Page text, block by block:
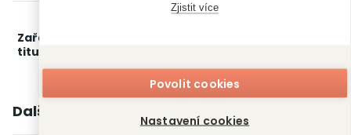
Zjistit více
Povolit cookies
Nastavení cookies
Zařažení
titulu:
Další knihy autora